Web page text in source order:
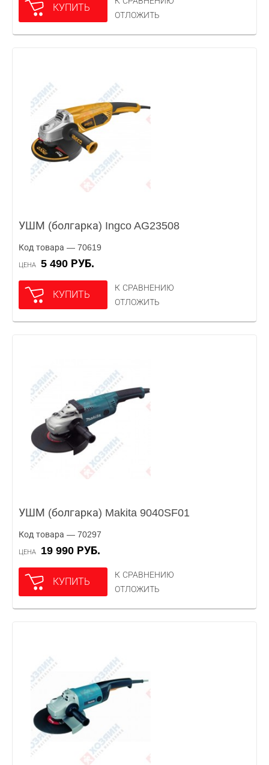
КУПИТЬ
ОТЛОЖИТЬ
УШМ (болгарка) Ingco AG23508
Код товара — 70619
ЦЕНА 5 490 РУБ.
КУПИТЬ
К СРАВНЕНИЮ
ОТЛОЖИТЬ
УШМ (болгарка) Makita 9040SF01
Код товара — 70297
ЦЕНА 19 990 РУБ.
КУПИТЬ
К СРАВНЕНИЮ
ОТЛОЖИТЬ